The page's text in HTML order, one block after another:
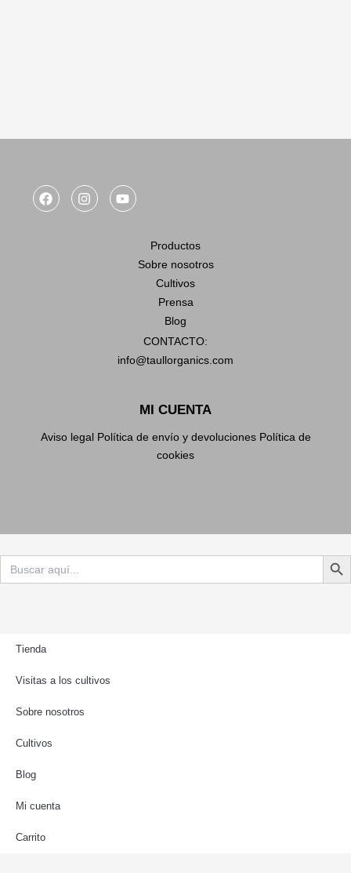
F
a
I
n
Y
o
Productos
Sobre nosotros
Cultivos
Prensa
Blog
CONTACTO:
info@taullorganics.com
MI CUENTA
Aviso legal Política de envío y devoluciones Política de
cookies
Buscar: Botón
Tienda
Visitas a los cultivos
Sobre nosotros
Cultivos
Blog
Mi cuenta
Carrito